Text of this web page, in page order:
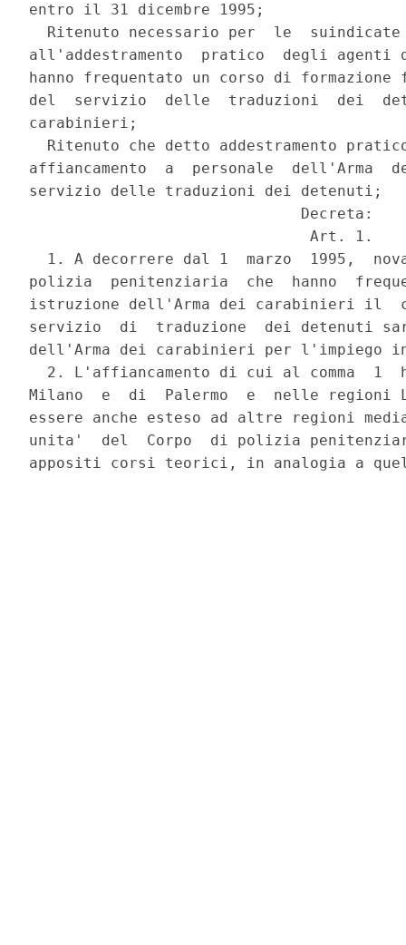
entro il 31 dicembre 1995;
Ritenuto necessario per  le
all'addestramento  pratico  degli agenti
hanno frequentato un corso di
del  servizio  delle  traduzioni  dei
carabinieri;
Ritenuto che detto addestramento
affiancamento  a  personale  dell'Arma
servizio delle traduzioni dei detenuti;
                              Decreta:
                               Art. 1.
1. A decorrere dal 1  marzo  1995,
polizia  penitenziaria  che  hanno
istruzione dell'Arma dei carabinieri il
servizio  di  traduzione  dei detenuti
dell'Arma dei carabinieri per l'impiego
2. L'affiancamento di cui al comma  1
Milano  e  di  Palermo  e  nelle regioni
essere anche esteso ad altre regioni
unita'  del  Corpo  di polizia